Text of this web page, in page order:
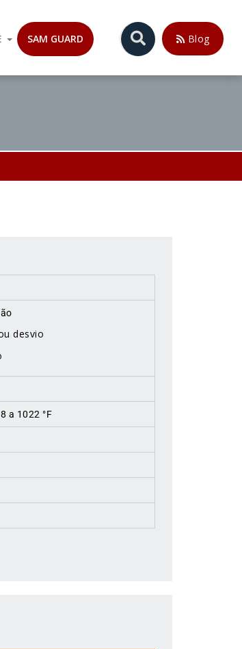
Válvulas Globo de Controle, Válvulas Auto-
Blog
SAM GUARD
desvio
a 1022 °F